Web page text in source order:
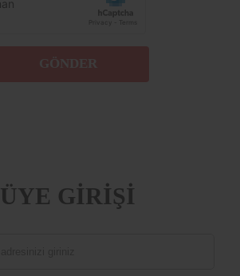
ÜYE GİRİŞİ